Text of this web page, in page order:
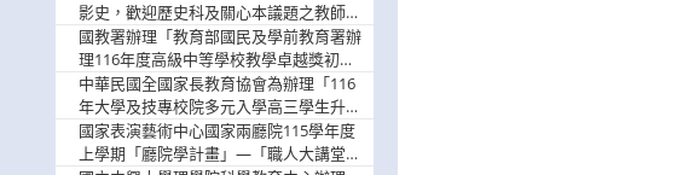
影史，歡迎歷史科及關心本議題之教師踴
躍報名參加
國教署辦理「教育部國民及學前教育署辦
理116年度高級中等學校教學卓越獎初選
實施計畫」，鼓勵教師踴躍報名
中華民國全國家長教育協會為辦理「116
年大學及技專校院多元入學高三學生升學
輔導家長說明會」
國家表演藝術中心國家兩廳院115學年度
上學期「廳院學計畫」—「職人大講堂」